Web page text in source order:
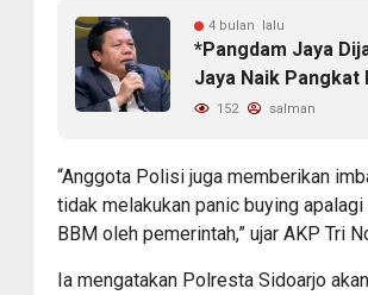
4 bulan lalu
*Pangdam Jaya
Jaya Naik Pangkat
152 salman
“Anggota Polisi juga memberikan
tidak melakukan panic buying
BBM oleh pemerintah,” ujar AKP Tri
Ia mengatakan Polresta Sidoarjo